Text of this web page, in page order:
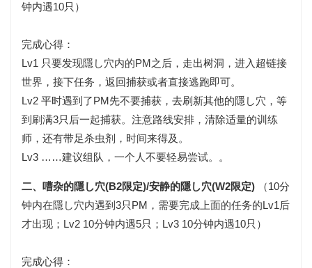
钟内遇10只）
完成心得：
Lv1 只要发现隱し穴内的PM之后，走出树洞，进入超链接
世界，接下任务，返回捕获或者直接逃跑即可。
Lv2 平时遇到了PM先不要捕获，去刷新其他的隱し穴，等
到刷满3只后一起捕获。注意路线安排，清除适量的训练
师，还有带足杀虫剂，时间来得及。
Lv3 ……建议组队，一个人不要轻易尝试。。
二、嘈杂的隱し穴(B2限定)/安静的隱し穴(W2限定) （10分
钟内在隱し穴内遇到3只PM，需要完成上面的任务的Lv1后
才出现；Lv2 10分钟内遇5只；Lv3 10分钟内遇10只）
完成心得：